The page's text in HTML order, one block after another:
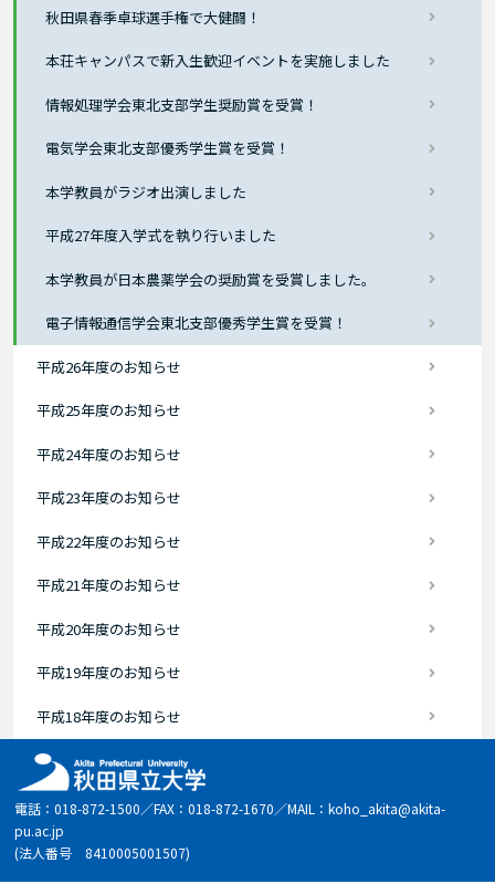
秋田県春季卓球選手権で大健闘！
本荘キャンパスで新入生歓迎イベントを実施しました
情報処理学会東北支部学生奨励賞を受賞！
電気学会東北支部優秀学生賞を受賞！
本学教員がラジオ出演しました
平成27年度入学式を執り行いました
本学教員が日本農薬学会の奨励賞を受賞しました。
電子情報通信学会東北支部優秀学生賞を受賞！
平成26年度のお知らせ
平成25年度のお知らせ
平成24年度のお知らせ
平成23年度のお知らせ
平成22年度のお知らせ
平成21年度のお知らせ
平成20年度のお知らせ
平成19年度のお知らせ
平成18年度のお知らせ
電話：018-872-1500／FAX：018-872-1670／MAIL：koho_akita@akita-
pu.ac.jp
(法人番号 8410005001507)